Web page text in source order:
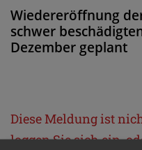
Wiedereröffnung
schwer
Dezember geplant
Diese Meldung ist
loggen Sie sich ein,